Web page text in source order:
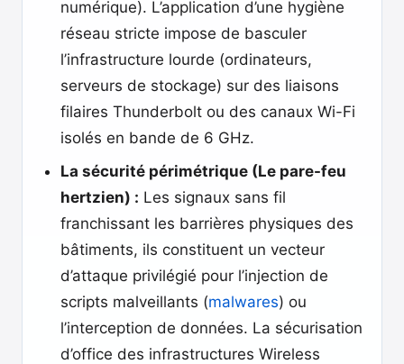
numérique). L’application d’une hygiène
réseau stricte impose de basculer
l’infrastructure lourde (ordinateurs,
serveurs de stockage) sur des liaisons
filaires Thunderbolt ou des canaux Wi-Fi
isolés en bande de 6 GHz.
La sécurité périmétrique (Le pare-feu
hertzien) : Les signaux sans fil
franchissant les barrières physiques des
bâtiments, ils constituent un vecteur
d’attaque privilégié pour l’injection de
scripts malveillants (malwares) ou
l’interception de données. La sécurisation
d’office des infrastructures Wireless